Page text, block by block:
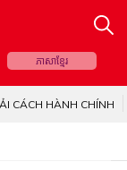
ភាសាខ្មែរ
CÁCH HÀNH CHÍNH